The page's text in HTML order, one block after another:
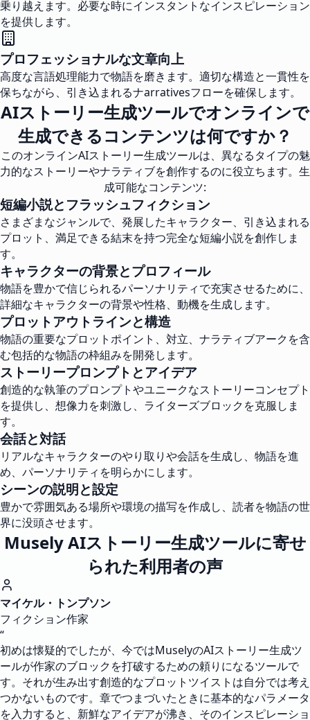
乗り越えます。必要な時にインスタントなインスピレーション
を提供します。
プロフェッショナルな文章向上
高度な言語処理能力で物語を磨きます。適切な構造と一貫性を
保ちながら、引き込まれるナarrativesフローを確保します。
AIストーリー生成ツールでオンラインで
生成できるコンテンツは何ですか？
このオンラインAIストーリー生成ツールは、異なるタイプの魅
力的なストーリーやナラティブを創作するのに役立ちます。生
成可能なコンテンツ:
短編小説とフラッシュフィクション
さまざまなジャンルで、発展したキャラクター、引き込まれる
プロット、満足できる結末を持つ完全な短編小説を創作しま
す。
キャラクターの背景とプロフィール
物語を豊かで信じられるパーソナリティで充実させるために、
詳細なキャラクターの背景や性格、動機を生成します。
プロットアウトラインと構造
物語の重要なプロットポイント、対立、ナラティブアークを含
む包括的な物語の枠組みを開発します。
ストーリープロンプトとアイデア
創造的な執筆のプロンプトやユニークなストーリーコンセプト
を提供し、想像力を刺激し、ライターズブロックを克服しま
す。
会話と対話
リアルなキャラクターのやり取りや会話を生成し、物語を進
め、パーソナリティを明らかにします。
シーンの説明と設定
豊かで雰囲気ある場所や環境の描写を作成し、読者を物語の世
界に没頭させます。
Musely AIストーリー生成ツールに寄せ
られた利用者の声
マイケル・トンプソン
フィクション作家
“
初めは懐疑的でしたが、今ではMuselyのAIストーリー生成ツ
ールが作家のブロックを打破するための頼りになるツールで
す。それが生み出す創造的なプロットツイストは自分では考え
つかないものです。章でつまづいたときに基本的なパラメータ
を入力すると、新鮮なアイデアが沸き、そのインスピレーショ